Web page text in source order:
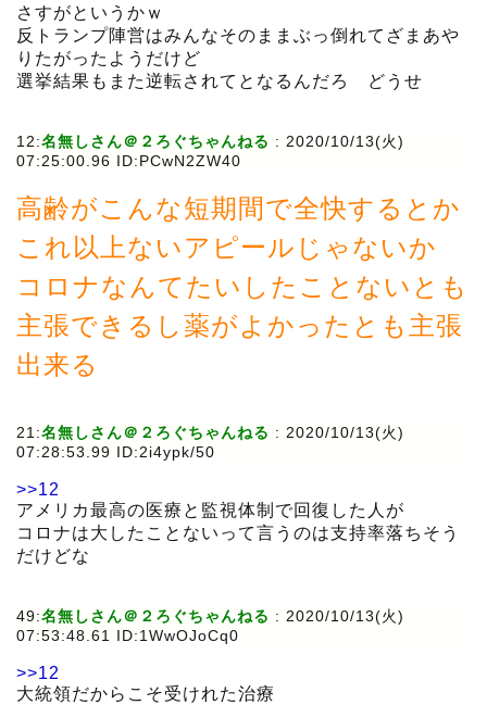
さすがというかｗ
反トランプ陣営はみんなそのままぶっ倒れてざまあや
りたがったようだけど
選挙結果もまた逆転されてとなるんだろ どうせ
12:名無しさん＠２ろぐちゃんねる : 2020/10/13(火)
07:25:00.96 ID:PCwN2ZW40
高齢がこんな短期間で全快するとか
これ以上ないアピールじゃないか
コロナなんてたいしたことないとも
主張できるし薬がよかったとも主張
出来る
21:名無しさん＠２ろぐちゃんねる : 2020/10/13(火)
07:28:53.99 ID:2i4ypk/50
>>12
アメリカ最高の医療と監視体制で回復した人が
コロナは大したことないって言うのは支持率落ちそう
だけどな
49:名無しさん＠２ろぐちゃんねる : 2020/10/13(火)
07:53:48.61 ID:1WwOJoCq0
>>12
大統領だからこそ受けれた治療